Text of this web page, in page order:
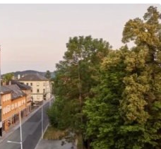
Poděbrady (KO
Krajskou
kraje (KHS)
se sídlem v Ostravě,
v Olomouci.